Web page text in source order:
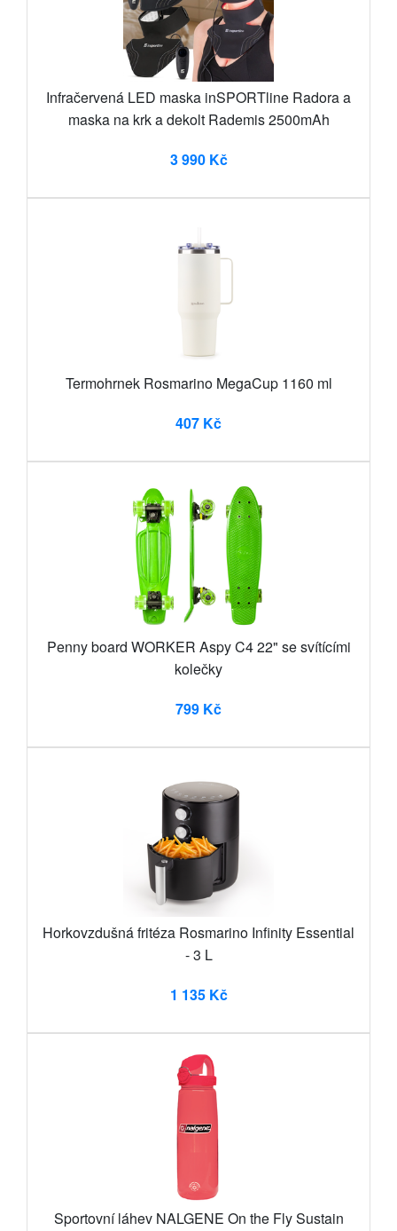
Infračervená LED maska inSPORTline Radora a
maska na krk a dekolt Rademis 2500mAh
3 990 Kč
Termohrnek Rosmarino MegaCup 1160 ml
407 Kč
Penny board WORKER Aspy C4 22" se svítícími
kolečky
799 Kč
Horkovzdušná fritéza Rosmarino Infinity Essential
- 3 L
1 135 Kč
Sportovní láhev NALGENE On the Fly Sustain